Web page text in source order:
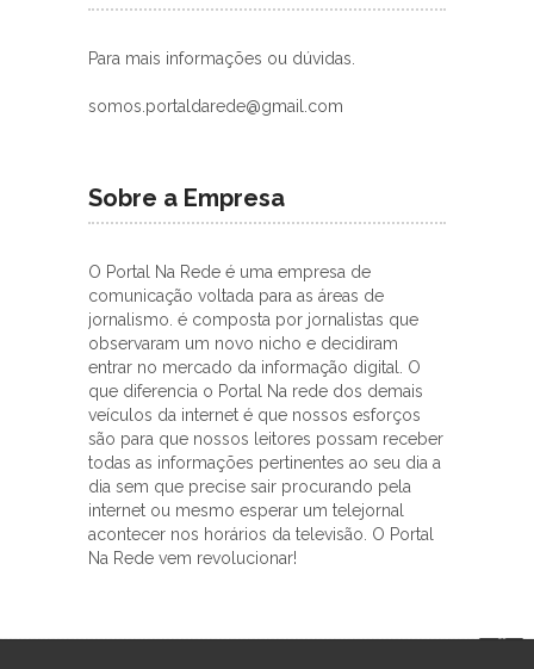
Para mais informações ou dúvidas.
somos.portaldarede@gmail.com
Sobre a Empresa
O Portal Na Rede é uma empresa de
comunicação voltada para as áreas de
jornalismo. é composta por jornalistas que
observaram um novo nicho e decidiram
entrar no mercado da informação digital. O
que diferencia o Portal Na rede dos demais
veículos da internet é que nossos esforços
são para que nossos leitores possam receber
todas as informações pertinentes ao seu dia a
dia sem que precise sair procurando pela
internet ou mesmo esperar um telejornal
acontecer nos horários da televisão. O Portal
Na Rede vem revolucionar!